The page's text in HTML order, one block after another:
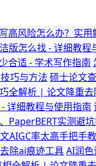
高风险怎么办？实用
版怎么找 - 详细教程
合适 - 学术写作指南
巧与方法 硕士论文
全解析 | 论文降重
详细教程与使用指南
PaperBERT实测避
AIGC率太高手把手
除ai痕迹工具AI润